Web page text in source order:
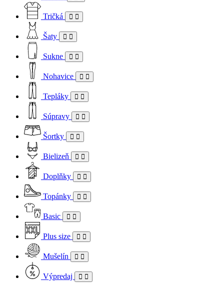
Tričká
Šaty
Sukne
Nohavice
Tepláky
Súpravy
Šortky
Bielizeň
Doplňky
Topánky
Basic
Plus size
Mušelín
Výpredaj